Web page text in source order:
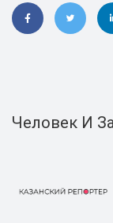
Человек И